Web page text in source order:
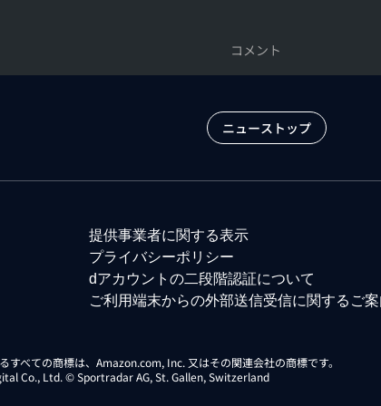
コメント
ニューストップ
提供事業者に関する表示
プライバシーポリシー
dアカウントの二段階認証について
ご利用端末からの外部送信受信に関するご
べての商標は、Amazon.com, Inc. 又はその関連会社の商標です。
Co., Ltd. © Sportradar AG, St. Gallen, Switzerland